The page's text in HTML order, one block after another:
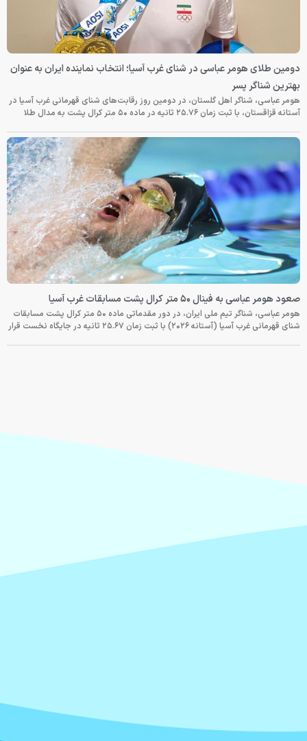
دومین طلای هومر عباسی در شنای غرب آسیا؛ انتخاب نماینده ایران به عنوان
بهترین شناگر پسر
هومر عباسی، شناگر اهل گلستان، در دومین روز رقابت‌های شنای قهرمانی غرب آسیا در
آستانه قزاقستان، با ثبت زمان ۲۵.۷۶ ثانیه در ماده ۵۰ متر کرال پشت به مدال طلا
صعود هومر عباسی به فینال ۵۰ متر کرال پشت مسابقات غرب آسیا
هومر عباسی، شناگر تیم ملی ایران، در دور مقدماتی ماده ۵۰ متر کرال پشت مسابقات
شنای قهرمانی غرب آسیا (آستانه ۲۰۲۶) با ثبت زمان ۲۵.۶۷ ثانیه در جایگاه نخست قرار